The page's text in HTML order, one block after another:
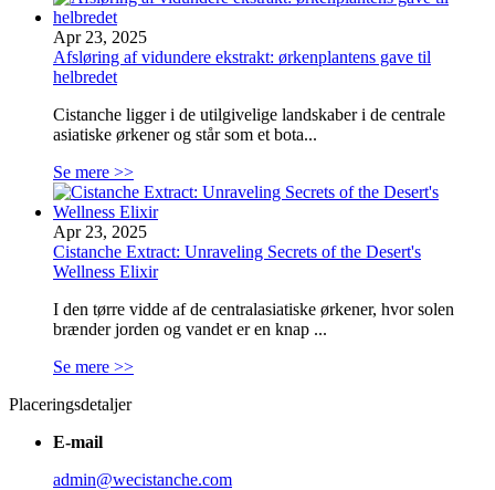
Apr 23, 2025
Afsløring af vidundere ekstrakt: ørkenplantens gave til
helbredet
Cistanche ligger i de utilgivelige landskaber i de centrale
asiatiske ørkener og står som et bota...
Se mere >>
Apr 23, 2025
Cistanche Extract: Unraveling Secrets of the Desert's
Wellness Elixir
I den tørre vidde af de centralasiatiske ørkener, hvor solen
brænder jorden og vandet er en knap ...
Se mere >>
Placeringsdetaljer
E-mail
admin@wecistanche.com